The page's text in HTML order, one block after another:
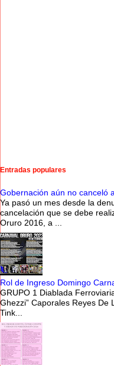
Entradas populares
Gobernación aún no canceló
Ya pasó un mes desde la
cancelación que se debe
Oruro 2016, a ...
Rol de Ingreso Domingo
GRUPO 1 Diablada
Ghezzi” Caporales
Tink...